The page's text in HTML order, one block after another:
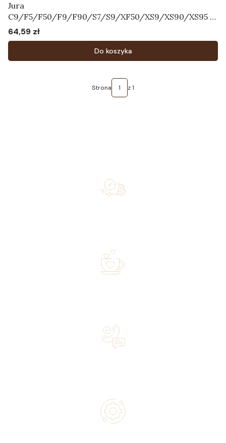
Jura
C9/F5/F50/F9/F90/S7/S9/XF50/XS9/XS90/XS95 -
Pokrętło regulatora systemu mleka Art.71055
Cena
64,59 zł
Do koszyka
Strona z 1